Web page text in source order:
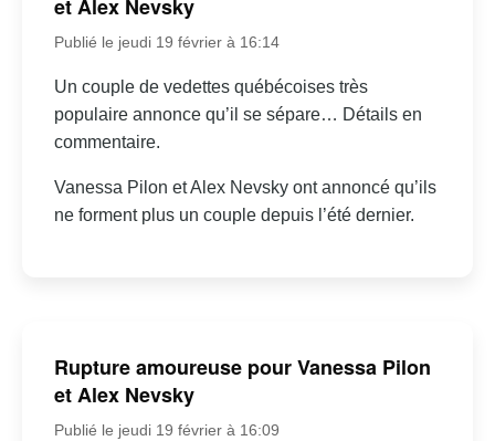
et Alex Nevsky
Publié le jeudi 19 février à 16:14
Un couple de vedettes québécoises très
populaire annonce qu’il se sépare… Détails en
commentaire.
Vanessa Pilon et Alex Nevsky ont annoncé qu’ils
ne forment plus un couple depuis l’été dernier.
Rupture amoureuse pour Vanessa Pilon
et Alex Nevsky
Publié le jeudi 19 février à 16:09